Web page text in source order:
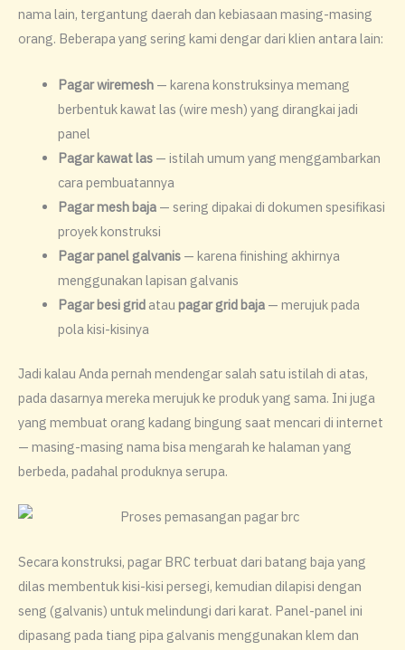
nama lain, tergantung daerah dan kebiasaan masing-masing
orang. Beberapa yang sering kami dengar dari klien antara lain:
Pagar wiremesh— karena konstruksinya memang
berbentuk kawat las (wire mesh) yang dirangkai jadi
panel
Pagar kawat las— istilah umum yang menggambarkan
cara pembuatannya
Pagar mesh baja— sering dipakai di dokumen spesifikasi
proyek konstruksi
Pagar panel galvanis— karena finishing akhirnya
menggunakan lapisan galvanis
Pagar besi gridatau pagar grid baja— merujuk pada
pola kisi-kisinya
Jadi kalau Anda pernah mendengar salah satu istilah di atas,
pada dasarnya mereka merujuk ke produk yang sama. Ini juga
yang membuat orang kadang bingung saat mencari di internet
— masing-masing nama bisa mengarah ke halaman yang
berbeda, padahal produknya serupa.
Secara konstruksi, pagar BRC terbuat dari batang baja yang
dilas membentuk kisi-kisi persegi, kemudian dilapisi dengan
seng (galvanis) untuk melindungi dari karat. Panel-panel ini
dipasang pada tiang pipa galvanis menggunakan klem dan